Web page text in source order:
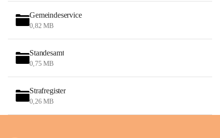
Gemeindeservice
0,82 MB
Standesamt
0,75 MB
Strafregister
0,26 MB